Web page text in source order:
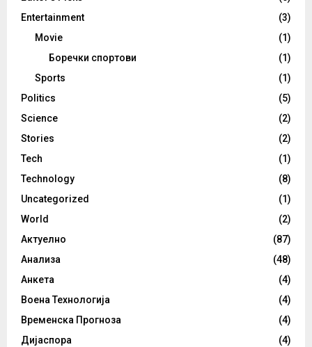
Entertainment
(3)
Movie
(1)
Боречки спортови
(1)
Sports
(1)
Politics
(5)
Science
(2)
Stories
(2)
Tech
(1)
Technology
(8)
Uncategorized
(1)
World
(2)
Актуелно
(87)
Анализа
(48)
Анкета
(4)
Воена Технологија
(4)
Временска Прогноза
(4)
Дијаспора
(4)